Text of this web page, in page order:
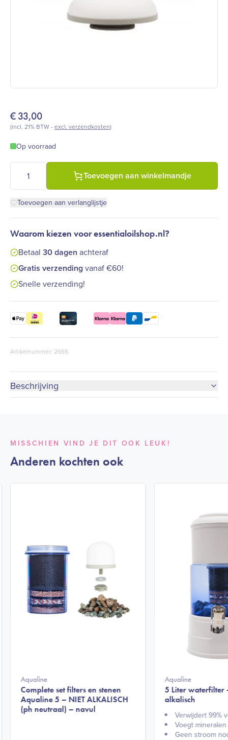
€33,00
(incl. 21% BTW -excl. verzendkosten)
Op voorraad
Keramisch filter Aqualine/AQV Neos aantal
Toevoegen aan winkelmandje
Toevoegen aan verlanglijstje
Waarom kiezen voor essentialoilshop.nl?
Betaal 30 dagen achteraf
Gratis verzendingvanaf €60!
Snelle verzending!
Artikelnummer: 2665
Beschrijving
MISSCHIEN VIND JE DIT OOK LEUK!
Anderen kochten ook
Aqualine
Complete set filters en stenen
Aqualine 5 – NIET ALKALISCH
(ph neutraal) – navul
Aqualine
5 Liter waterfilter
alkalisch
Verwijdert 99%
Voegt
Geen stroom